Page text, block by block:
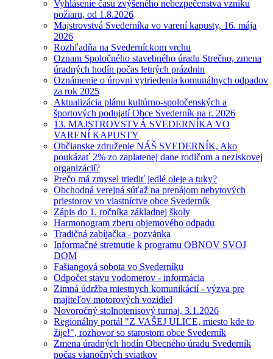
Vyhlásenie času zvýšeného nebezpečenstva vzniku
požiaru, od 1.8.2026
Majstrovstvá Svederníka vo varení kapusty, 16. mája
2026
Rozhľadňa na Svederníckom vrchu
Oznam Spoločného stavebného úradu Strečno, zmena
úradných hodín počas letných prázdnin
Oznámenie o úrovni vytriedenia komunálnych odpadov
za rok 2025
Aktualizácia plánu kultúrno-spoločenských a
športových podujatí Obce Svederník na r. 2026
13. MAJSTROVSTVÁ SVEDERNÍKA VO
VARENÍ KAPUSTY
Občianske združenie NÁŠ SVEDERNÍK, Ako
poukázať 2% zo zaplatenej dane rodičom a neziskovej
organizácií?
Prečo má zmysel triediť jedlé oleje a tuky?
Obchodná verejná súťaž na prenájom nebytových
priestorov vo vlastníctve obce Svederník
Zápis do 1. ročníka základnej školy
Harmonogram zberu objemového odpadu
Tradičná zabíjačka - pozvánka
Informačné stretnutie k programu OBNOV SVOJ
DOM
Fašiangová sobota vo Svederníku
Odpočet stavu vodomerov - informácia
Zimná údržba miestnych komunikácií - výzva pre
majiteľov motorových vozidiel
Novoročný stolnotenisový turnaj, 3.1.2026
Regionálny portál "Z VAŠEJ ULICE, miesto kde to
žije!", rozhovor so starostom obce Svederník
Zmena úradných hodín Obecného úradu Svederník
počas vianočných sviatkov